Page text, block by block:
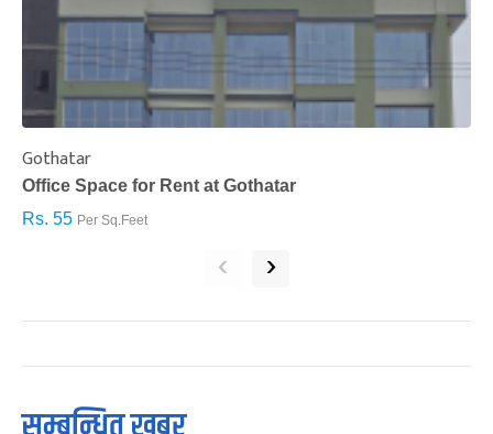
Gothatar
Office Space for Rent at Gothatar
Rs. 55 Per Sq.Feet
‹ ›